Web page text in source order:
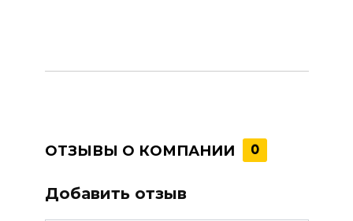
ОТЗЫВЫ О КОМПАНИИ 0
Добавить отзыв